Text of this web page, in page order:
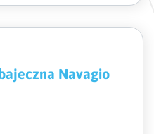
Navagio